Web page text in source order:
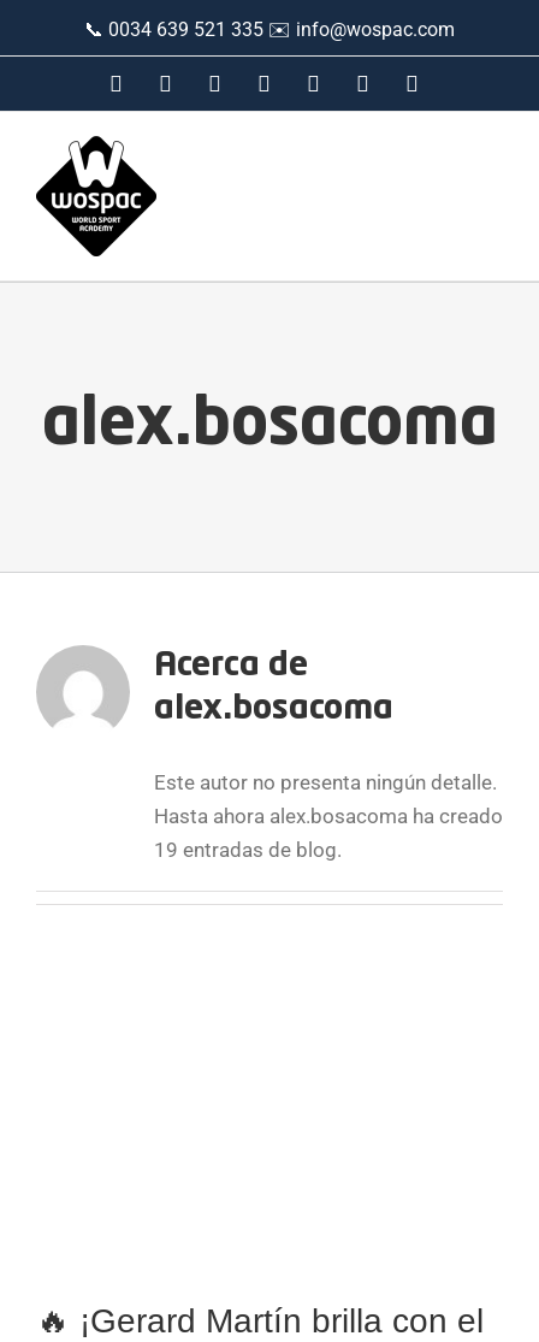
al
📞 0034 639 521 335 ✉️ info@wospac.com
InstagramFacebook Tiktok YouTubeLinkedIn
electrónico
alex.bosacoma
Acerca de
alex.bosacoma
Este autor no presenta ningún detalle.
Hasta ahora alex.bosacoma ha creado
19 entradas de blog.
🔥 ¡Gerard Martín brilla con el